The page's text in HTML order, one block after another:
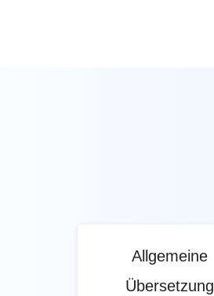
Allgemeine
Übersetzung